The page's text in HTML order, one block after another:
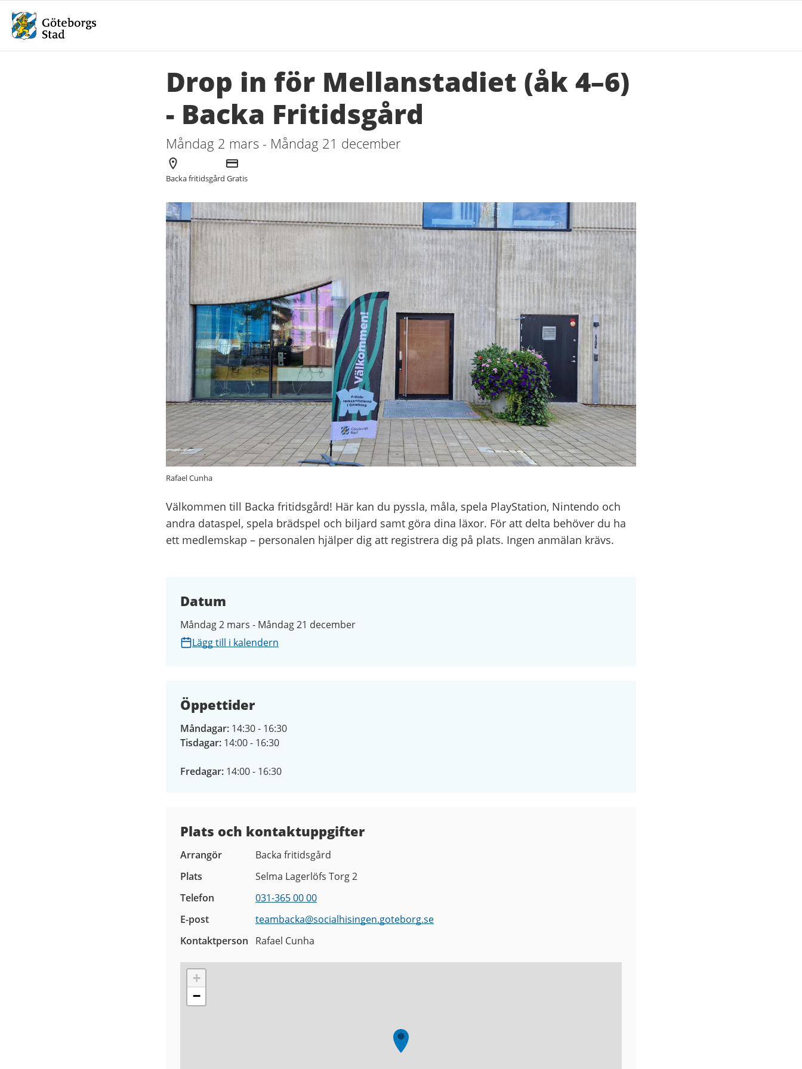
Drop in för Mellanstadiet (åk 4–6)
- Backa Fritidsgård
Måndag 2 mars - Måndag 21 december
Arrangör
Backa fritidsgård
Kostnad
Gratis
Rafael Cunha
Välkommen till Backa fritidsgård! Här kan du pyssla, måla, spela PlayStation, Nintendo och
andra dataspel, spela brädspel och biljard samt göra dina läxor. För att delta behöver du ha
ett medlemskap – personalen hjälper dig att registrera dig på plats. Ingen anmälan krävs.
Datum
Måndag 2 mars - Måndag 21 december
Lägg till i kalendern
Öppettider
Måndagar: 14:30 - 16:30
Tisdagar: 14:00 - 16:30
Fredagar: 14:00 - 16:30
Plats och kontaktuppgifter
Arrangör
Backa fritidsgård
Plats
Selma Lagerlöfs Torg 2
Telefon
031-365 00 00
E-post
teambacka@socialhisingen.goteborg.se
Kontaktperson
Rafael Cunha
+
−